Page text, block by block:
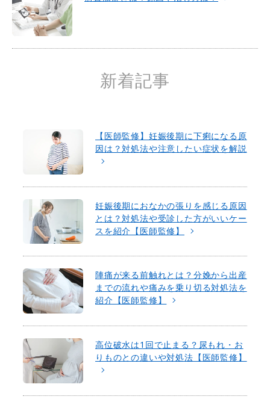
新着記事
【医師監修】妊娠後期に下痢になる原
因は？対処法や注意したい症状を解説
妊娠後期におなかの張りを感じる原因
とは？対処法や受診した方がいいケー
スを紹介【医師監修】
陣痛が来る前触れとは？分娩から出産
までの流れや痛みを乗り切る対処法を
紹介【医師監修】
高位破水は1回で止まる？尿もれ・お
りものとの違いや対処法【医師監修】